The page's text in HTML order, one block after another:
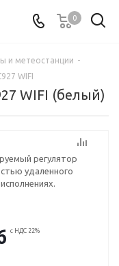
0
и метеостанции -
WIFI
WIFI (белый)
регулятор
удаленного
с НДС 22%